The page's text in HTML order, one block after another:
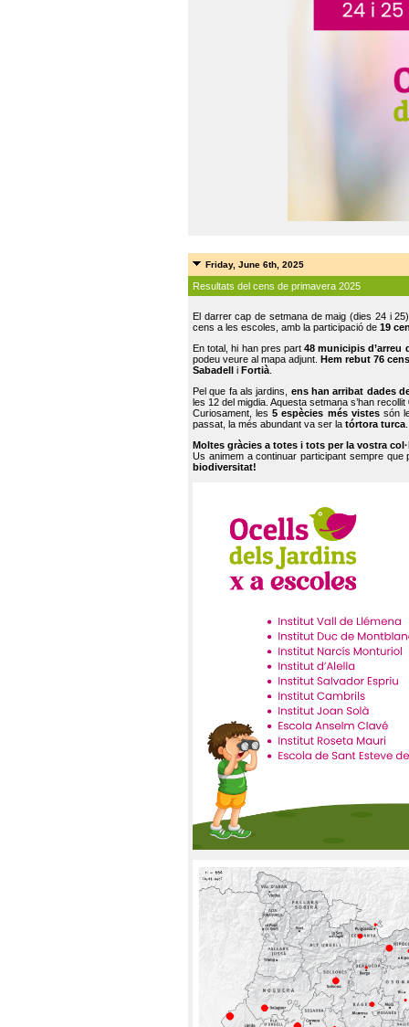
Friday, June 6th, 2025
Resultats del cens de primavera 2025
El darrer cap de setmana de maig (dies 24 i
cens a les escoles, amb la participació de 19
En total, hi han pres part48 municipis d’arreu
podeu veure al mapa adjunt. Hem rebut 76
Sabadell i Fortià
Pel que fa als jardins, ens han arribat dades
les 12 del migdia. Aquesta setmana s’han recollit
Curiosament, les5 espècies més vistessón
passat, la més abundant va ser la tórtora turca
Moltes gràcies a totes i tots per la vostra
Us animem a continuar participant sempre que
biodiversitat!